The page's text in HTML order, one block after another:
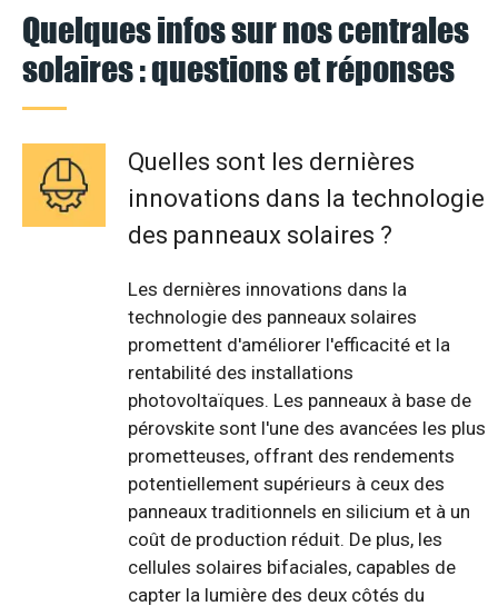
Quelques infos sur nos centrales
solaires : questions et réponses
Quelles sont les dernières
innovations dans la technologie
des panneaux solaires ?
Les dernières innovations dans la
technologie des panneaux solaires
promettent d'améliorer l'efficacité et la
rentabilité des installations
photovoltaïques. Les panneaux à base de
pérovskite sont l'une des avancées les plus
prometteuses, offrant des rendements
potentiellement supérieurs à ceux des
panneaux traditionnels en silicium et à un
coût de production réduit. De plus, les
cellules solaires bifaciales, capables de
capter la lumière des deux côtés du